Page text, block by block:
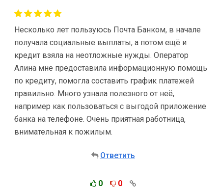
Несколько лет пользуюсь Почта Банком, в начале
получала социальные выплаты, а потом ещё и
кредит взяла на неотложные нужды. Оператор
Алина мне предоставила информационную помощь
по кредиту, помогла составить график платежей
правильно. Много узнала полезного от неё,
например как пользоваться с выгодой приложение
банка на телефоне. Очень приятная работница,
внимательная к пожилым.
Ответить
0 0